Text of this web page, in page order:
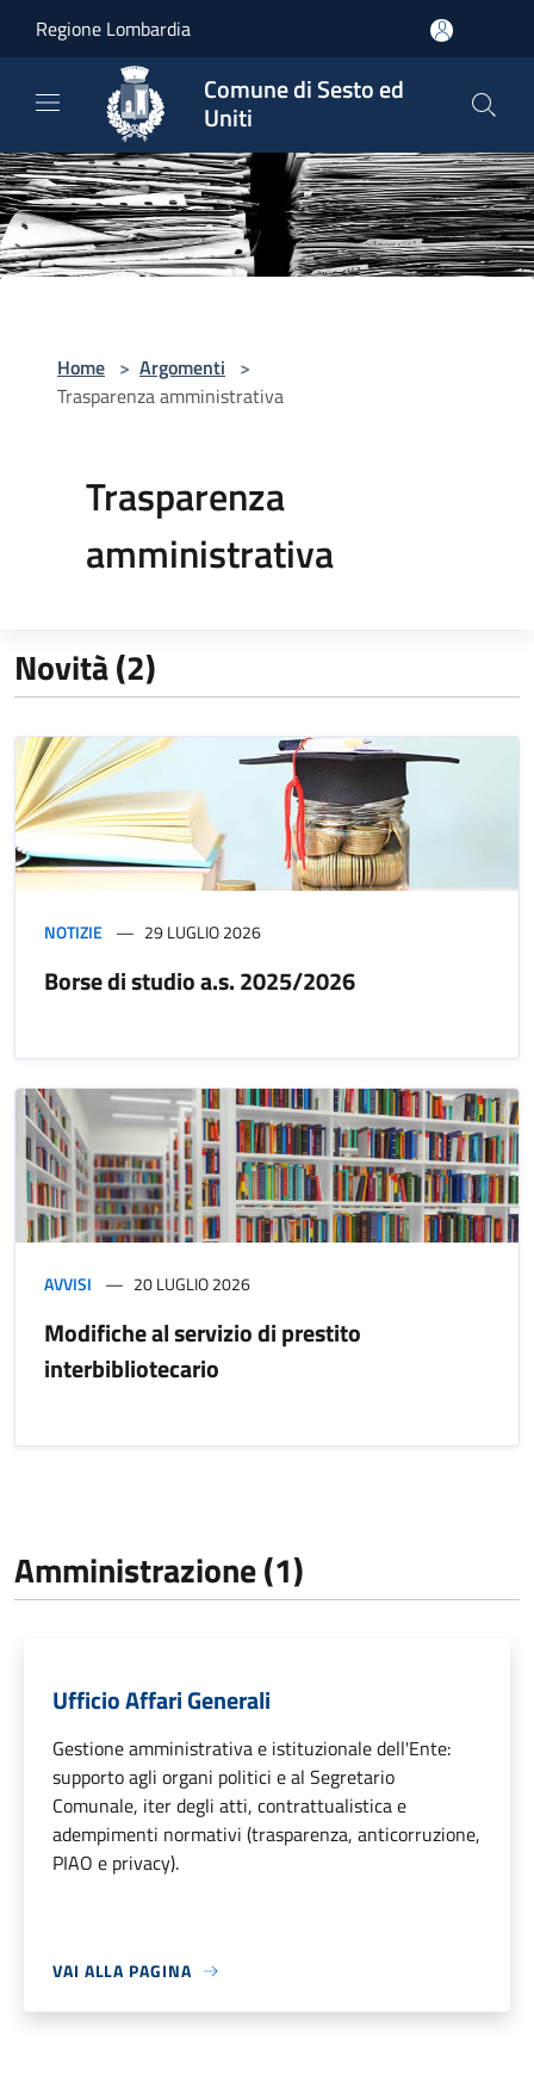
Regione Lombardia
Comune di Sesto ed
Uniti
Home > Argomenti >
Trasparenza amministrativa
Trasparenza
amministrativa
Novità (2)
NOTIZIE 29 LUGLIO 2026
Borse di studio a.s. 2025/2026
AVVISI 20 LUGLIO 2026
Modifiche al servizio di prestito
interbibliotecario
Amministrazione (1)
Ufficio Affari Generali
Gestione amministrativa e istituzionale dell'Ente:
supporto agli organi politici e al Segretario
Comunale, iter degli atti, contrattualistica e
adempimenti normativi (trasparenza, anticorruzione,
PIAO e privacy).
VAI ALLA PAGINA